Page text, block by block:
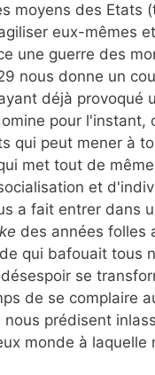
moyens des Etats
eux-mêmes
une guerre des
nous donne un
déjà provoqué
pour l'instant,
qui peut mener à
met tout de
et
a fait entrer dans
des années folles
qui bafouait tous
se
de se complaire
prédisent
monde à laquelle